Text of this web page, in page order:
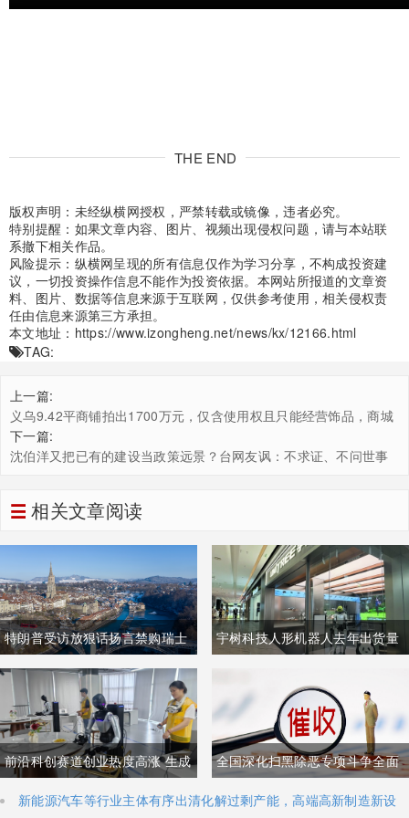
THE END
版权声明：未经纵横网授权，严禁转载或镜像，违者必究。
特别提醒：如果文章内容、图片、视频出现侵权问题，请与本站联
系撤下相关作品。
风险提示：纵横网呈现的所有信息仅作为学习分享，不构成投资建
议，一切投资操作信息不能作为投资依据。本网站所报道的文章资
料、图片、数据等信息来源于互联网，仅供参考使用，相关侵权责
任由信息来源第三方承担。
本文地址： https://www.izongheng.net/news/kx/12166.html
TAG:
上一篇:
义乌9.42平商铺拍出1700万元，仅含使用权且只能经营饰品，商城
回应
下一篇:
沈伯洋又把已有的建设当政策远景？台网友讽：不求证、不问世事
相关文章阅读
特朗普受访放狠话扬言禁购瑞士
商品抹平贸易逆差 双方贸易数据
与经贸纽带实际情况反差明显
宇树科技人形机器人去年出货量
加码核心技术研发
前沿科创赛道创业热度高涨 生成
式AI与人形机器人加速培育全新
全国深化扫黑除恶专项斗争全面
铺开 河南锁定十类新型涉网涉软
新能源汽车等行业主体有序出清化解过剩产能，高端高新制造新设